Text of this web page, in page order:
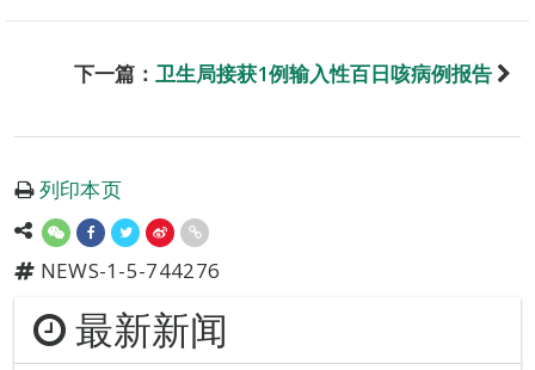
下一篇： 卫生局接获1例输入性百日咳病例报告
列印本页
NEWS-1-5-744276
最新新闻